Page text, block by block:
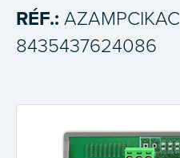
RÉF.: AZAMPCIKAC
8435437624086